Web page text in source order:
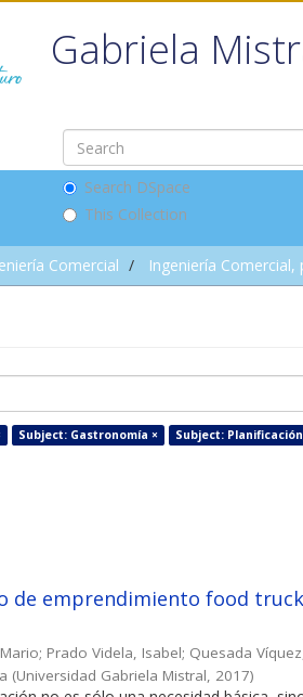
Gabriela
Search DSpace
This Collection
Comercial Ingeniería Comercial,
Subject: Gastronomía × Subject:
de emprendimiento food
; Prado Videla, Isabel; Quesada
(Universidad Gabriela Mistral 2017)